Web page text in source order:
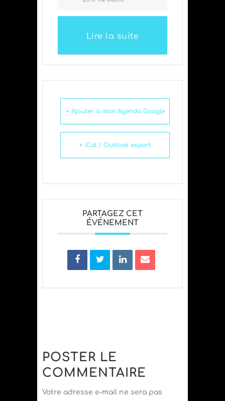
Lire la suite
+ Ajouter à mon Agenda Google
+ iCal / Outlook export
PARTAGEZ CET
ÉVÉNEMENT
POSTER LE
COMMENTAIRE
Votre adresse e-mail ne sera pas